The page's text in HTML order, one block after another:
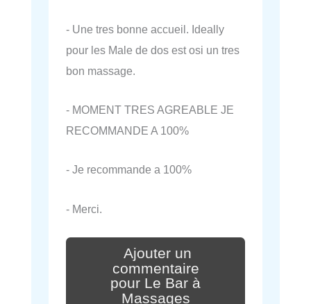
- Une tres bonne accueil. Ideally
pour les Male de dos est osi un tres
bon massage.
- MOMENT TRES AGREABLE JE
RECOMMANDE A 100%
- Je recommande a 100%
- Merci.
Ajouter un
commentaire
pour Le Bar à
Massages